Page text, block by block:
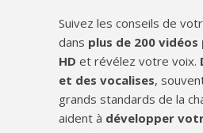
Suivez les conseils de
dans plus de 200
HD et révélez votre voix.
et des vocalises,
grands standards de la
aident à développer